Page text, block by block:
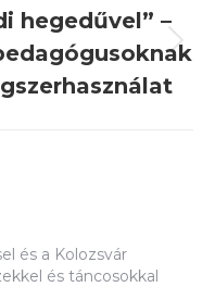
hegedűvel” –
és a Kolozsvár
és táncosokkal